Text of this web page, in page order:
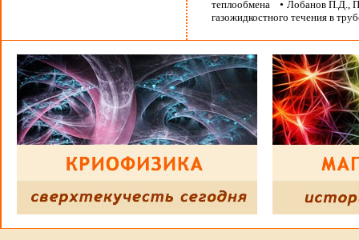
теплообмена • Лобанов П.Д.,
газожидкостного течения в